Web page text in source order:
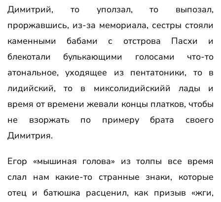
Димитрий, то уползал, то выпозал,
проржавшись, из-за мемориала, сестры стояли
каменными бабами с отстрова Пасхи и
блекотали булькающими голосами что-то
атональное, уходящее из пентатоники, то в
лидийский, то в миксолидийскийй лады и
время от времени жевали концы платков, чтобы
не взоржать по примеру брата своего
Димитрия.
Егор «мышиная голова» из толпы все время
слал нам какие-то странные знаки, которые
отец и батюшка расценил, как призыв «жги,